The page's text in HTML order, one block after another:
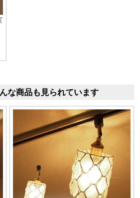
な商品も見られています